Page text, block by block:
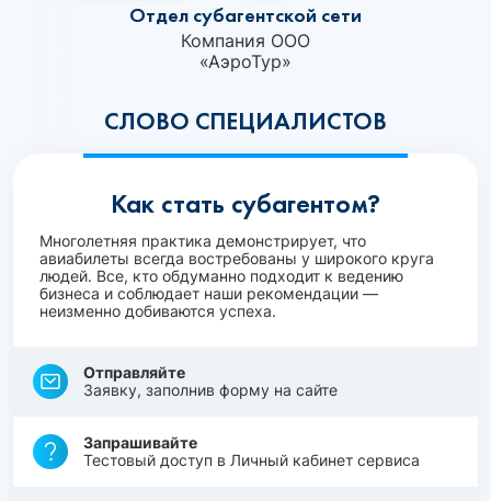
СЛОВО СПЕЦИАЛИСТОВ
Отдел субагентской сети
Компания ООО
«АэроТур»‎
Как стать субагентом?
Многолетняя практика демонстрирует, что
авиабилеты всегда востребованы у широкого круга
людей. Все, кто обдуманно подходит к ведению
бизнеса и соблюдает наши рекомендации —
неизменно добиваются успеха.
Отправляйте
Заявку, заполнив форму на сайте
Запрашивайте
Тестовый доступ в Личный кабинет сервиса